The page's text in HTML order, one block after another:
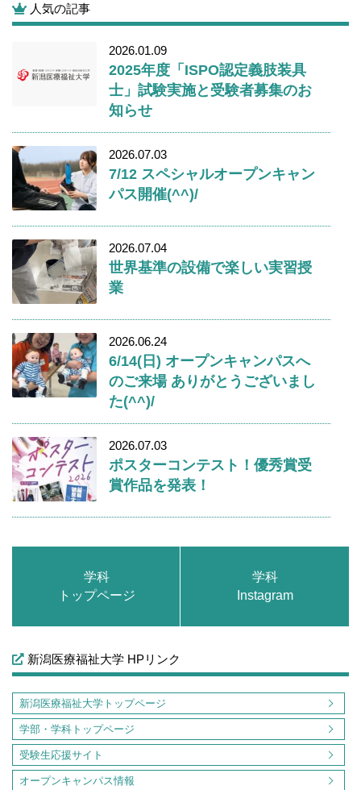
人気の記事
2026.01.09
2025年度「ISPO認定義肢装具
士」試験実施と受験者募集のお
知らせ
2026.07.03
7/12 スペシャルオープンキャン
パス開催(^^)/
2026.07.04
世界基準の設備で楽しい実習授
業
2026.06.24
6/14(日) オープンキャンパスへ
のご来場 ありがとうございまし
た(^^)/
2026.07.03
ポスターコンテスト！優秀賞受
賞作品を発表！
学科
トップページ
学科
Instagram
新潟医療福祉大学 HPリンク
新潟医療福祉大学トップページ
学部・学科トップページ
受験生応援サイト
オープンキャンパス情報